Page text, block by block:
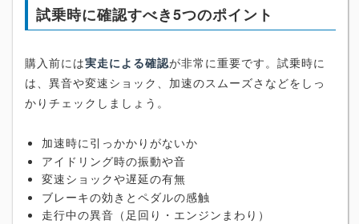
試乗時に確認すべき5つのポイント
購入前には実走による確認が非常に重要です。試乗時に
は、異音や変速ショック、加速のスムーズさなどをしっ
かりチェックしましょう。
加速時に引っかかりがないか
アイドリング時の振動や音
変速ショックや遅延の有無
ブレーキの効きとペダルの感触
走行中の異音（足回り・エンジンまわり）